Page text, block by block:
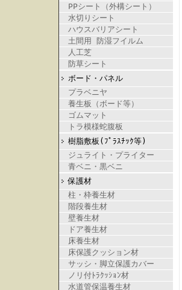
PPシート（外構シート）
水切りシート
ハウスバリアシート
土間用 防湿フイルム
人工芝
防草シート
ボード・パネル
プラベニヤ
養生板（ボード等）
ゴムマット
トラ模様蛇腹板
樹脂敷板(ﾌﾟﾗｽﾁｯｸ等)
ジュライト・プライター
青ベニ・黒ベニ
保護材
柱・枠養生材
階段養生材
壁養生材
ドア養生材
床養生材
床保護クッション材
サッシ・脚立保護カバー
ノリ付ﾄﾗｸｯｼｮﾝ材
水道管保温養生材